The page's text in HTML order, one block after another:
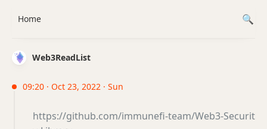
Web3ReadList
09:20 · Oct 23, 2022 · Sun
https://github.com/immunefi-team/Web3-Securit
Home